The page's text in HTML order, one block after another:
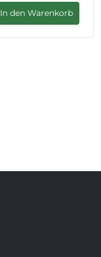
In den Warenkorb